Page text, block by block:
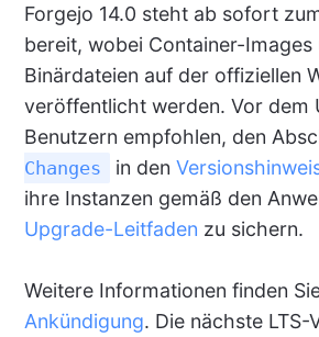
Forgejo 14.0 steht ab sofort
bereit, wobei Container-Images
Binärdateien auf der offiziellen
veröffentlicht werden. Vor dem
Benutzern empfohlen, den
Changes
in den
ihre Instanzen gemäß den
Upgrade-Leitfaden zu sichern.
Weitere Informationen finden
Ankündigung. Die nächste LTS-